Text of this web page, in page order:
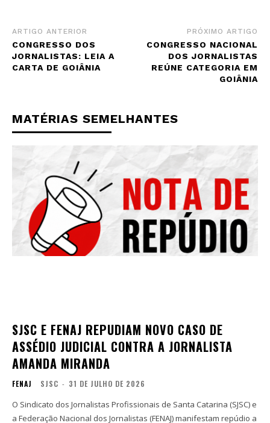
ARTIGO ANTERIOR
CONGRESSO DOS
JORNALISTAS: LEIA A
CARTA DE GOIÂNIA
PRÓXIMO ARTIGO
CONGRESSO NACIONAL
DOS JORNALISTAS
REÚNE CATEGORIA EM
GOIÂNIA
MATÉRIAS SEMELHANTES
SJSC E FENAJ REPUDIAM NOVO CASO DE
ASSÉDIO JUDICIAL CONTRA A JORNALISTA
AMANDA MIRANDA
FENAJ SJSC - 31 DE JULHO DE 2026
O Sindicato dos Jornalistas Profissionais de Santa Catarina (SJSC) e
a Federação Nacional dos Jornalistas (FENAJ) manifestam repúdio a